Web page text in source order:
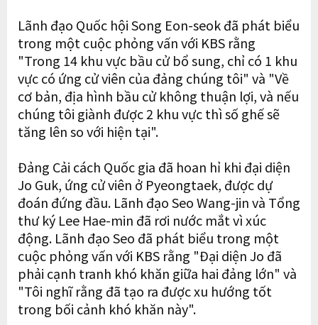
Lãnh đạo Quốc hội Song Eon-seok đã phát biểu
trong một cuộc phỏng vấn với KBS rằng
"Trong 14 khu vực bầu cử bổ sung, chỉ có 1 khu
vực có ứng cử viên của đảng chúng tôi" và "Về
cơ bản, địa hình bầu cử không thuận lợi, và nếu
chúng tôi giành được 2 khu vực thì số ghế sẽ
tăng lên so với hiện tại".
Đảng Cải cách Quốc gia đã hoan hỉ khi đại diện
Jo Guk, ứng cử viên ở Pyeongtaek, được dự
đoán đứng đầu. Lãnh đạo Seo Wang-jin và Tổng
thư ký Lee Hae-min đã rơi nước mắt vì xúc
động. Lãnh đạo Seo đã phát biểu trong một
cuộc phỏng vấn với KBS rằng "Đại diện Jo đã
phải cạnh tranh khó khăn giữa hai đảng lớn" và
"Tôi nghĩ rằng đã tạo ra được xu hướng tốt
trong bối cảnh khó khăn này".